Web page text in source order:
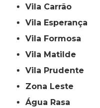
Vila Carrão
Vila Esperança
Vila Formosa
Vila Matilde
Vila Prudente
Zona Leste
Água Rasa